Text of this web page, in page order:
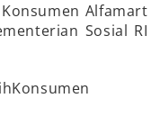
Alfamart
Sosial RI